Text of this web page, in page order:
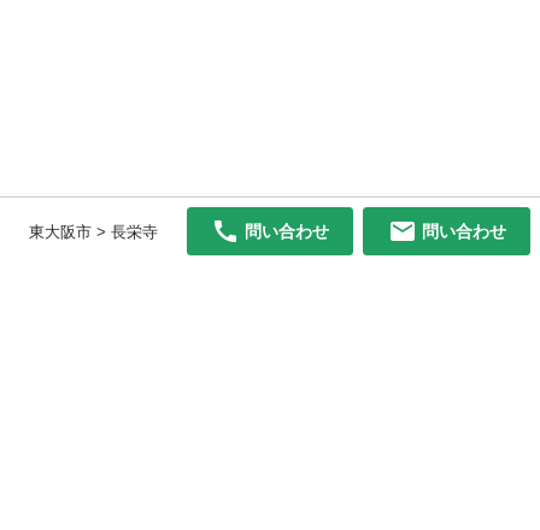
東大阪市 > 長栄寺 問い合わせ 問い合わせ